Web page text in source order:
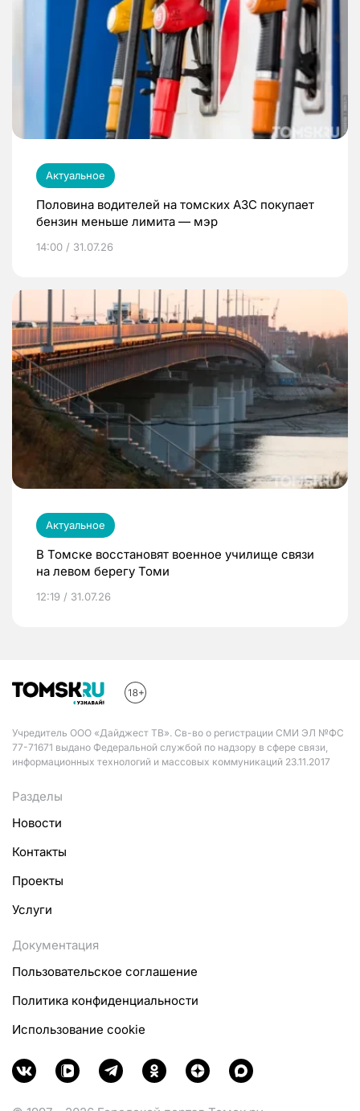
Актуальное
Половина водителей на томских АЗС покупает
бензин меньше лимита — мэр
14:00 / 31.07.26
Актуальное
В Томске восстановят военное училище связи
на левом берегу Томи
12:19 / 31.07.26
Учредитель ООО «Дайджест ТВ». Св-во о регистрации СМИ ЭЛ №ФС
77-71671 выдано Федеральной службой по надзору в сфере связи,
информационных технологий и массовых коммуникаций 23.11.2017
Разделы
Новости
Контакты
Проекты
Услуги
Документация
Пользовательское соглашение
Политика конфиденциальности
Использование cookie